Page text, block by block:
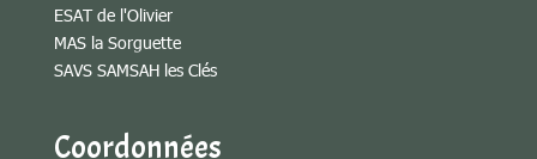
ESAT de l'Olivier
MAS la Sorguette
SAVS SAMSAH les Clés
Coordonnées